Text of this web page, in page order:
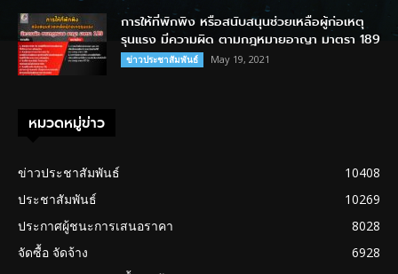
การให้ที่พักพิง หรือสนับสนุนช่วยเหลือผู้ก่อเหตุ
รุนแรง มีความผิด ตามกฎหมายอาญา มาตรา 189
ข่าวประชาสัมพันธ์ May 19, 2021
หมวดหมู่ข่าว
ข่าวประชาสัมพันธ์
10408
ประชาสัมพันธ์
10269
ประกาศผู้ชนะการเสนอราคา
8028
จัดซื้อ จัดจ้าง
6928